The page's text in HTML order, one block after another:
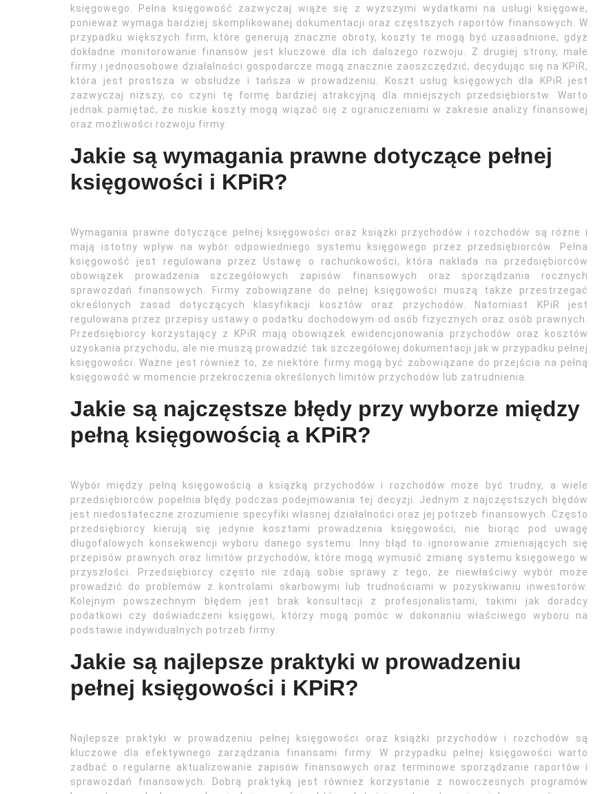
księgowego. Pełna księgowość zazwyczaj wiąże się z wyższymi wydatkami na usługi księgowe,
ponieważ wymaga bardziej skomplikowanej dokumentacji oraz częstszych raportów finansowych. W
przypadku większych firm, które generują znaczne obroty, koszty te mogą być uzasadnione, gdyż
dokładne monitorowanie finansów jest kluczowe dla ich dalszego rozwoju. Z drugiej strony, małe
firmy i jednoosobowe działalności gospodarcze mogą znacznie zaoszczędzić, decydując się na KPiR,
która jest prostsza w obsłudze i tańsza w prowadzeniu. Koszt usług księgowych dla KPiR jest
zazwyczaj niższy, co czyni tę formę bardziej atrakcyjną dla mniejszych przedsiębiorstw. Warto
jednak pamiętać, że niskie koszty mogą wiązać się z ograniczeniami w zakresie analizy finansowej
oraz możliwości rozwoju firmy.
Jakie są wymagania prawne dotyczące pełnej
księgowości i KPiR?
Wymagania prawne dotyczące pełnej księgowości oraz książki przychodów i rozchodów są różne i
mają istotny wpływ na wybór odpowiedniego systemu księgowego przez przedsiębiorców. Pełna
księgowość jest regulowana przez Ustawę o rachunkowości, która nakłada na przedsiębiorców
obowiązek prowadzenia szczegółowych zapisów finansowych oraz sporządzania rocznych
sprawozdań finansowych. Firmy zobowiązane do pełnej księgowości muszą także przestrzegać
określonych zasad dotyczących klasyfikacji kosztów oraz przychodów. Natomiast KPiR jest
regulowana przez przepisy ustawy o podatku dochodowym od osób fizycznych oraz osób prawnych.
Przedsiębiorcy korzystający z KPiR mają obowiązek ewidencjonowania przychodów oraz kosztów
uzyskania przychodu, ale nie muszą prowadzić tak szczegółowej dokumentacji jak w przypadku pełnej
księgowości. Ważne jest również to, że niektóre firmy mogą być zobowiązane do przejścia na pełną
księgowość w momencie przekroczenia określonych limitów przychodów lub zatrudnienia.
Jakie są najczęstsze błędy przy wyborze między
pełną księgowością a KPiR?
Wybór między pełną księgowością a książką przychodów i rozchodów może być trudny, a wiele
przedsiębiorców popełnia błędy podczas podejmowania tej decyzji. Jednym z najczęstszych błędów
jest niedostateczne zrozumienie specyfiki własnej działalności oraz jej potrzeb finansowych. Często
przedsiębiorcy kierują się jedynie kosztami prowadzenia księgowości, nie biorąc pod uwagę
długofalowych konsekwencji wyboru danego systemu. Inny błąd to ignorowanie zmieniających się
przepisów prawnych oraz limitów przychodów, które mogą wymusić zmianę systemu księgowego w
przyszłości. Przedsiębiorcy często nie zdają sobie sprawy z tego, że niewłaściwy wybór może
prowadzić do problemów z kontrolami skarbowymi lub trudnościami w pozyskiwaniu inwestorów.
Kolejnym powszechnym błędem jest brak konsultacji z profesjonalistami, takimi jak doradcy
podatkowi czy doświadczeni księgowi, którzy mogą pomóc w dokonaniu właściwego wyboru na
podstawie indywidualnych potrzeb firmy.
Jakie są najlepsze praktyki w prowadzeniu
pełnej księgowości i KPiR?
Najlepsze praktyki w prowadzeniu pełnej księgowości oraz książki przychodów i rozchodów są
kluczowe dla efektywnego zarządzania finansami firmy. W przypadku pełnej księgowości warto
zadbać o regularne aktualizowanie zapisów finansowych oraz terminowe sporządzanie raportów i
sprawozdań finansowych. Dobrą praktyką jest również korzystanie z nowoczesnych programów